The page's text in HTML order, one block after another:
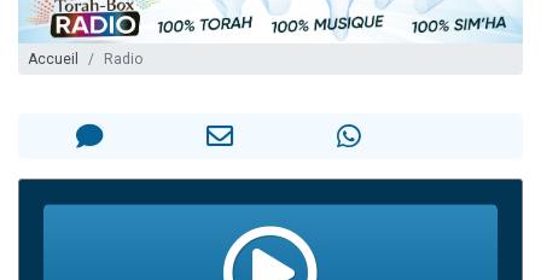
13 personnes viennent de demander une bénédiction
12 nouvelles musiques dans Torah-Box Music
2 nouvelles musiques dans Torah-Box Music
Accueil Radio